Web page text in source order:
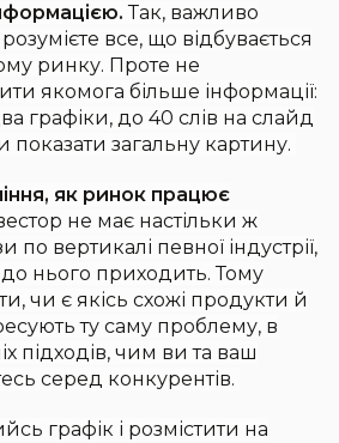
Так, важливо
все, що відбувається
ринку. Проте не
якомога більше інформації:
графіки, до 40 слів на слайд
показати загальну картину.
як ринок працює
не має настільки ж
по вертикалі певної індустрії,
нього приходить. Тому
чи є якісь схожі продукти й
ту саму проблему, в
підходів, чим ви та ваш
серед конкурентів.
графік і розмістити на